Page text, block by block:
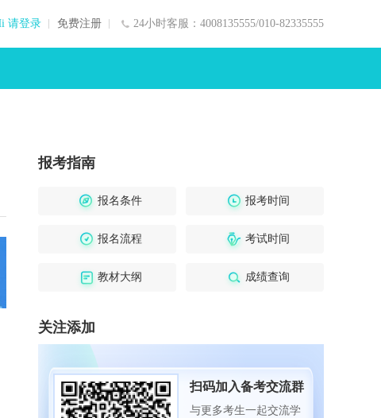
24小时客服：4008135555/010-82335555
请登录 免费注册
报考指南
报名条件 报考时间
报名流程 考试时间
教材大纲 成绩查询
关注添加
扫码加入备考交流群
与更多考生一起交流学